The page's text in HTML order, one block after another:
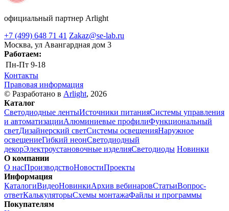
официальный партнер Arlight
+7 (499) 648 71 41 Zakaz@se-lab.ru
Москва, ул Авангардная дом 3
Работаем:
Пн-Пт 9-18
Контакты
Правовая информация
© Разработано в Arlight, 2026
Каталог
Светодиодные лентыИсточники питанияСистемы управления
и автоматизацииАлюминиевые профилиФункциональный
светДизайнерский светСистемы освещенияНаружное
освещениеГибкий неонСветодиодный
декорЭлектроустановочные изделияСветодиоды Новинки
О компании
О насПроизводствоНовостиПроекты
Информация
КаталогиВидеоНовинкиАрхив вебинаровСтатьиВопрос-
ответКалькуляторыСхемы монтажаФайлы и программы
Покупателям